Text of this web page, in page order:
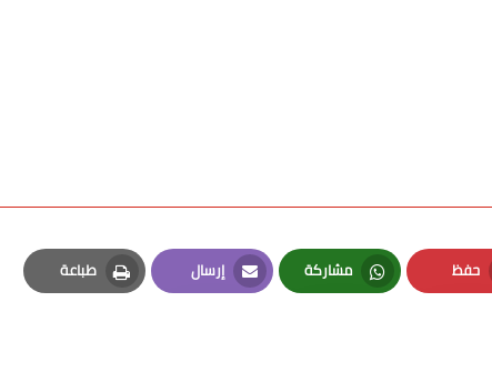
حفظ
Pinterest
مشاركة
Whatsapp
إرسال
Email
طباعة
Print